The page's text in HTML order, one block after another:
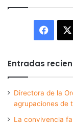
Entradas
Directora de la
agrupaciones de
La convivencia